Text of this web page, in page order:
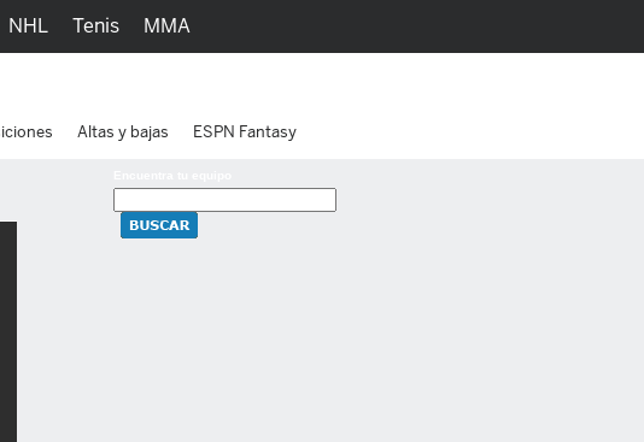
NHL Tenis MMA
Altas y bajas ESPN Fantasy